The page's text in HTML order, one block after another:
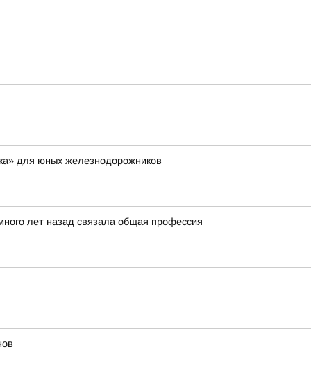
для юных железнодорожников
лет назад связала общая профессия